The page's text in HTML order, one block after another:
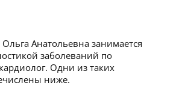
Анатольевна занимается
заболеваний по
Одни из таких
ниже.